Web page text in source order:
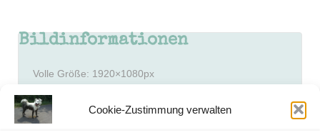
Cookie-Zustimmung verwalten
Bildinformationen
Volle Größe: 1920×1080px
Brennweite: 0.2mm
Empfindlichkeit (ISO): 1250